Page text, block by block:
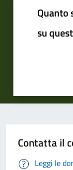
Quanto
su
Contatta il
Leggi le